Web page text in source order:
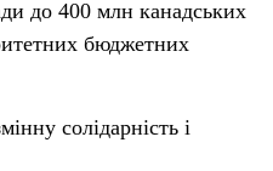
до 400 млн канадських
бюджетних
солідарність і